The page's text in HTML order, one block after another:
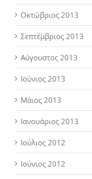
Οκτώβριος 2013
Σεπτέμβριος 2013
Αύγουστος 2013
Ιούνιος 2013
Μάιος 2013
Ιανουάριος 2013
Ιούλιος 2012
Ιούνιος 2012